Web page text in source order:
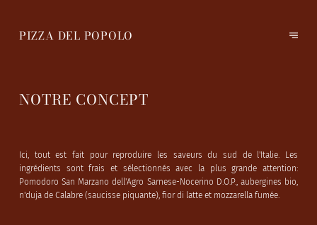
PIZZA DEL POPOLO
NOTRE CONCEPT
Ici, tout est fait pour reproduire les saveurs du sud de l'Italie. Les
ingrédients sont frais et sélectionnés avec la plus grande attention:
Pomodoro San Marzano dell'Agro Sarnese-Nocerino D.O.P., aubergines bio,
n'duja de Calabre (saucisse piquante), fior di latte et mozzarella fumée.